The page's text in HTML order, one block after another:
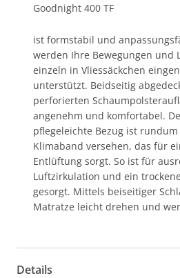
Goodnight 400 TF
ist formstabil und
werden Ihre Bewegungen und
einzeln in Vliessäckchen
unterstützt. Beidseitig
perforierten
angenehm und komfortabel.
pflegeleichte Bezug ist
Klimaband versehen, das für
Entlüftung sorgt. So ist für
Luftzirkulation und ein
gesorgt. Mittels beiseitiger
Matratze leicht drehen und
Details